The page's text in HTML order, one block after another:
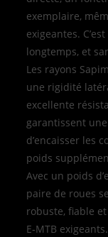
exemplaire,
exigeantes.
longtemps, et
Les rayons
une rigidité
excellente
garantissent
d’encaisser les
poids
Avec un poids
paire de roues
robuste, fiable
E‑MTB